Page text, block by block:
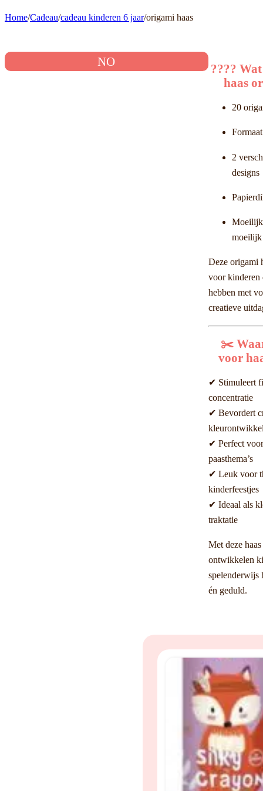
Home/Cadeau/cadeau kinderen 6 jaar/origami haas
NO
????
haas
20
2
designs
moeilijk
Deze origami
voor kinderen
hebben met
creatieve
✂️
voor
✔ Stimuleert
concentratie
✔ Bevordert
✔ Perfect
paasthema’s
✔ Leuk voor
kinderfeestjes
✔ Ideaal als
traktatie
Met deze
ontwikkelen
spelenderwijs
én geduld.